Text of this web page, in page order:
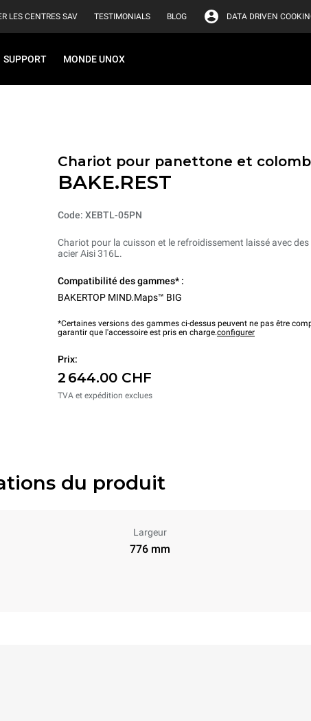
LES CENTRES SAV TESTIMONIALS BLOG DATA DRIVEN
SUPPORT MONDE UNOX
Chariot pour panettone et
BAKE.REST
Code: XEBTL-05PN
Chariot pour la cuisson et le refroidissement laissé avec
acier Aisi 316L.
Compatibilité des gammes* :
BAKERTOP MIND.Maps™ BIG
*Certaines versions des gammes ci-dessus peuvent ne pas être
garantir que l'accessoire est pris en charge.configurer
Prix:
2 644.00 CHF
TVA et expédition exclues
du produit
Largeur
776 mm